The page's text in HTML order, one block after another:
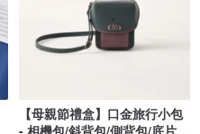
【母親節禮盒】口金旅行小包
- 相機包/斜背包/側背包/底片機